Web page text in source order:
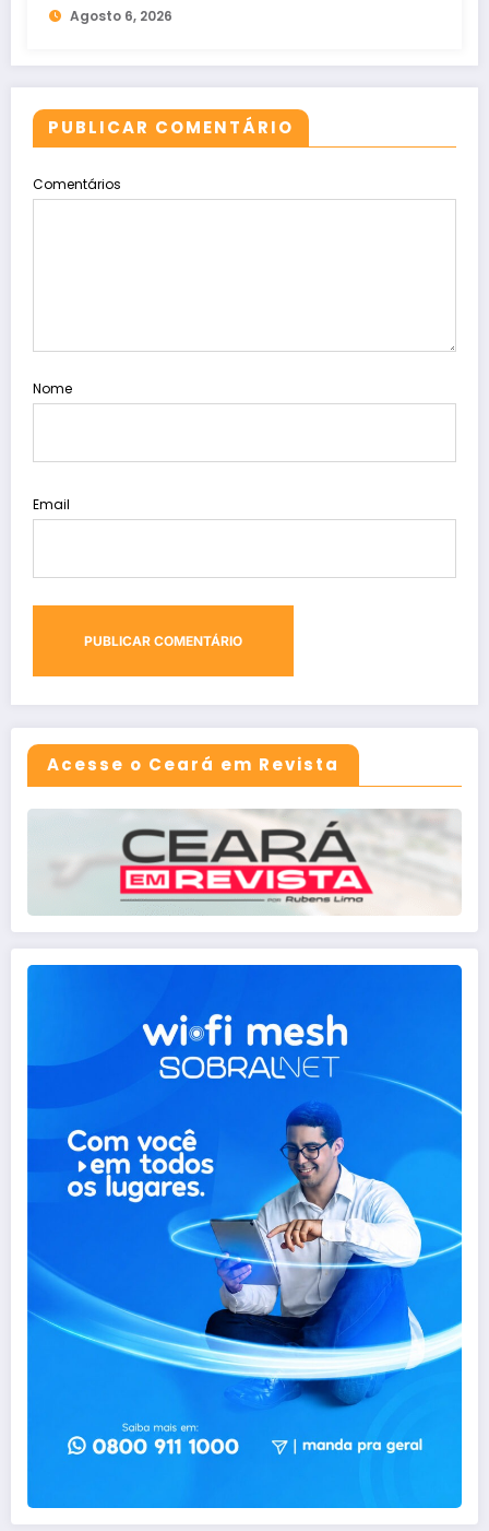
Agosto 6, 2026
PUBLICAR COMENTÁRIO
Comentários
Nome
Email
Acesse o Ceará em Revista